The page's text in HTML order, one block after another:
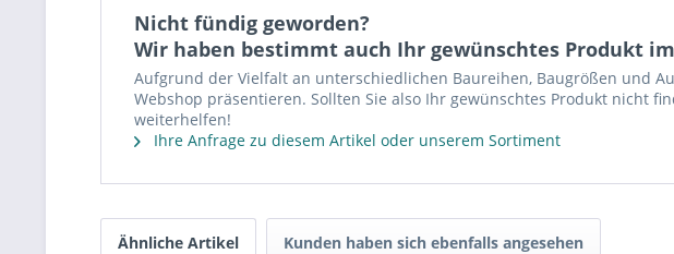
Nicht fündig geworden?
Wir haben bestimmt auch Ihr gewünschtes Produkt
Aufgrund der Vielfalt an unterschiedlichen Baureihen, Baugrößen und
Webshop präsentieren. Sollten Sie also Ihr gewünschtes Produkt nicht
weiterhelfen!
Ihre Anfrage zu diesem Artikel oder unserem Sortiment
Ähnliche Artikel Kunden haben sich ebenfalls angesehen